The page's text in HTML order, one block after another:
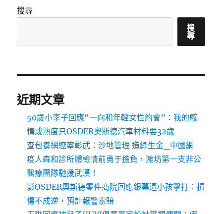
搜尋
搜
尋
近期文章
50歲小李子回應“一向和年輕女性約會”：我的感
情成熟度只OSDER奧斯德汽車材料要32歲
查包養網遼寧彰武：沙地管理 造綠生金_中國網
疫人森和診所體檢情前勇于擔負，濰坊第一支非公
醫療團隊馳援武漢！
影OSDER奧斯德零件商院回應銀幕遭小孩擊打：損
傷不成逆，預計報警索賠